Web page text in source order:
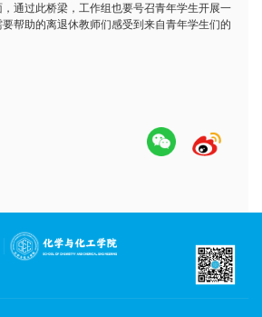
通过此桥梁，工作组也要号召青年学生开展一
帮助的离退休教师们感受到来自青年学生们的